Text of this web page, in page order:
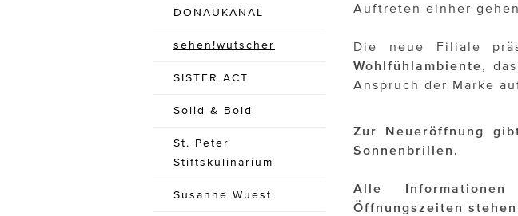
DONAUKANAL
sehen!wutscher
SISTER ACT
Solid & Bold
St. Peter
Stiftskulinarium
Susanne Wuest
Auftreten einher
Die neue Filiale
Wohlfühlambiente,
Anspruch der Marke
Zur Neueröffnung
Sonnenbrillen.
Alle
Öffnungszeiten